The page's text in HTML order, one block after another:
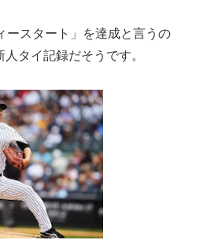
ースタート」を達成と言うの
タイ記録だそうです。